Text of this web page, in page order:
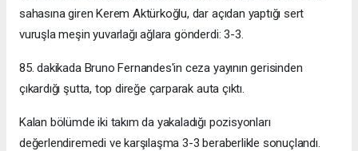
sahasına giren Kerem Aktürkoğlu, dar açıdan yaptığı sert
vuruşla meşin yuvarlağı ağlara gönderdi: 3-3.
85. dakikada Bruno Fernandes'in ceza yayının gerisinden
çıkardığı şutta, top direğe çarparak auta çıktı.
Kalan bölümde iki takım da yakaladığı pozisyonları
değerlendiremedi ve karşılaşma 3-3 beraberlikle sonuçlandı.